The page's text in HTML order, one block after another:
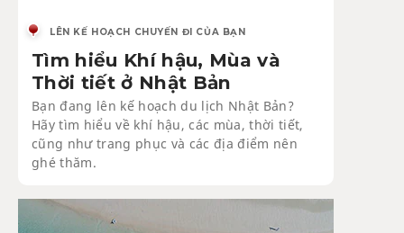
LÊN KẾ HOẠCH CHUYẾN ĐI CỦA BẠN
Tìm hiểu Khí hậu, Mùa và
Thời tiết ở Nhật Bản
Bạn đang lên kế hoạch du lịch Nhật Bản?
Hãy tìm hiểu về khí hậu, các mùa, thời tiết,
cũng như trang phục và các địa điểm nên
ghé thăm.